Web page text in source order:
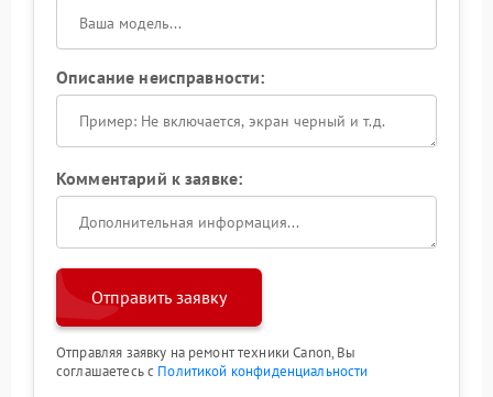
Описание неисправности:
Комментарий к заявке:
Отправить заявку
Отправляя заявку на ремонт техники Canon, Вы
соглашаетесь с Политикой конфиденциальности